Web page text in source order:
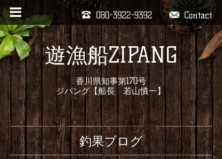
Contact
080-3922-9392
遊漁船ZIPANG
香川県知事第170号
ジパング【船長 若山慎一】
釣果ブログ